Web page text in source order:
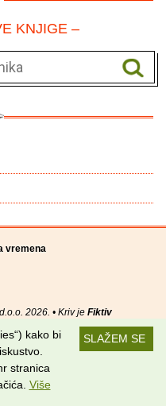
KNJIGE –
vremena
2026. • Kriv je Fiktiv
•RSS kanali
na:
SLAŽEM SE
kako bi
stranica
Više